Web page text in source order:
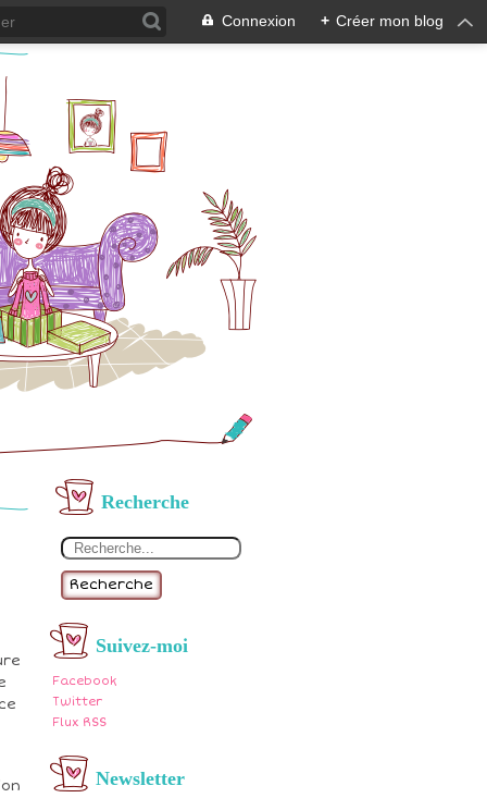
Connexion + Créer mon blog
Recherche
Recherche
Suivez-moi
Facebook
Twitter
Flux RSS
Newsletter